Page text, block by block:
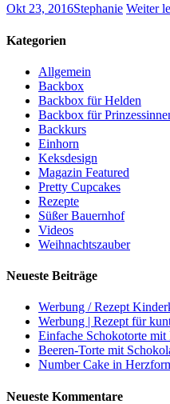
Okt 23, 2016Stephanie Weiter
Kategorien
Allgemein
Backbox
Backbox für Helden
Backbox für
Backkurs
Einhorn
Keksdesign
Magazin Featured
Pretty Cupcakes
Rezepte
Süßer Bauernhof
Videos
Weihnachtszauber
Neueste Beiträge
Werbung / Rezept
Werbung | Rezept für
Einfache Schokotorte mit
Beeren-Torte mit
Number Cake in
Neueste Kommentare